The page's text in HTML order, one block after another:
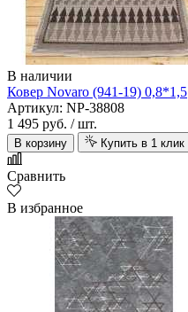
В наличии
Ковер Novaro (941-19) 0,8*1,5
Артикул: NP-38808
1 495 руб. / шт.
В корзину Купить в 1 клик
Сравнить
В избранное